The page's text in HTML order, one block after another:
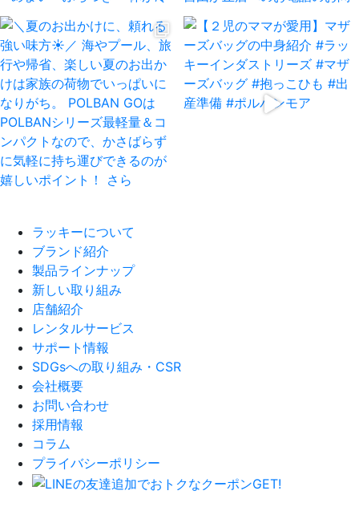
ラッキーについて
ブランド紹介
製品ラインナップ
新しい取り組み
店舗紹介
レンタルサービス
サポート情報
SDGsへの取り組み・CSR
会社概要
お問い合わせ
採用情報
コラム
プライバシーポリシー